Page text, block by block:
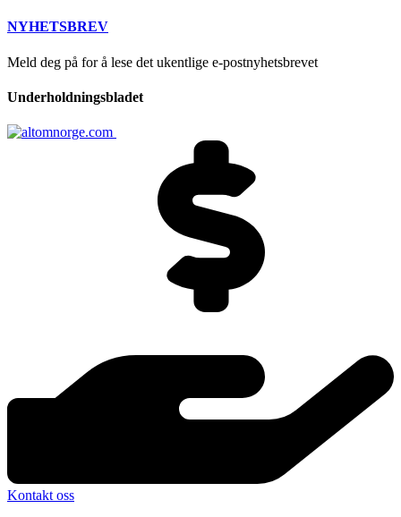
NYHETSBREV
Meld deg på for å lese det ukentlige e-postnyhetsbrevet
Underholdningsbladet
Kontakt oss